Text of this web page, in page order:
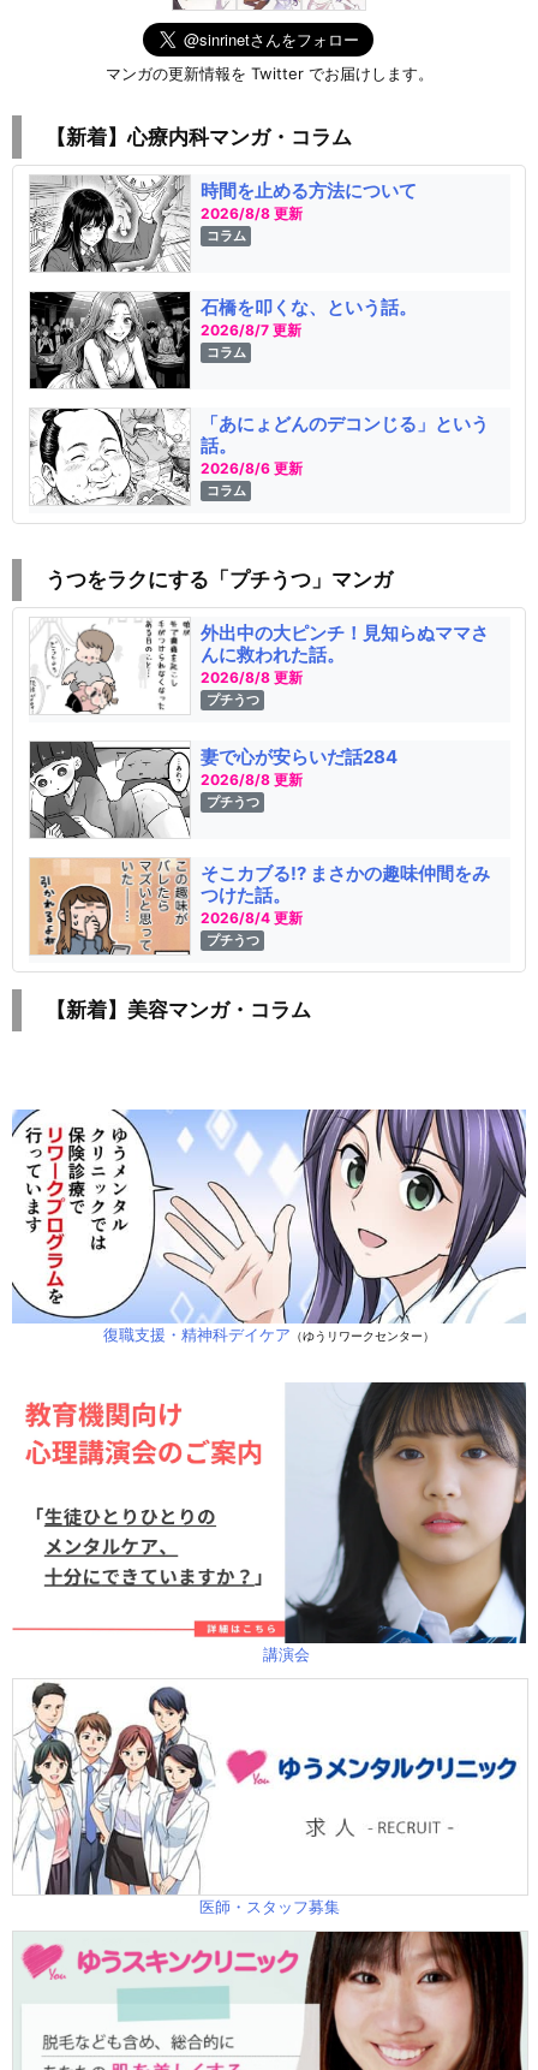
マンガの更新情報を Twitter でお届けします。
【新着】心療内科マンガ・コラム
時間を止める方法について
2026/8/8 更新
コラム
石橋を叩くな、という話。
2026/8/7 更新
コラム
「あにょどんのデコンじる」という
話。
2026/8/6 更新
コラム
うつをラクにする「プチうつ」マンガ
外出中の大ピンチ！見知らぬママさ
んに救われた話。
2026/8/8 更新
プチうつ
妻で心が安らいだ話284
2026/8/8 更新
プチうつ
そこカブる!? まさかの趣味仲間をみ
つけた話。
2026/8/4 更新
プチうつ
【新着】美容マンガ・コラム
復職支援・精神科デイケア （ゆうリワークセンター）
講演会
医師・スタッフ募集